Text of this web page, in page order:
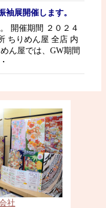
袖展開催します。
開催期間 ２０２４
ちりめん屋 全店 内
ん屋では、GW期間
社